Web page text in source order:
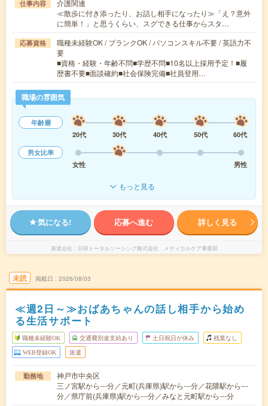
仕事内容
介護関連
≪散歩に付き添ったり、お話し相手になったり≫「え？意外
に簡単！」と思うくらい、スグできる仕事からスタ…
応募資格
職種未経験OK / ブランクOK / パソコンスキル不要 / 英語力不
要
■資格・経験・年齢不問■学歴不問■10名以上採用予定！■履
歴書不要■面談確約■社会保険完備■社員登用…
職場の雰囲気
年齢層
20代
30代 40代 50代
60代
男女比率
女性
男性
もっと見る
気になる! 応募へ進む 詳しく見る
派遣会社 日研トータルソーシング株式会社 メディカルケア事業部
未読 掲載日 2026/08/03
≪週2日～≫おばあちゃんの話し相手から始め
る生活サポート
職種未経験OK 交通費別途支給あり 土日祝日が休み 残業なし
WEB登録OK 派遣
勤務地
神戸市中央区
三ノ宮駅から---分／元町(兵庫県)駅から---分／花隈駅から---
分／県庁前(兵庫県)駅から---分／みなと元町駅から---分